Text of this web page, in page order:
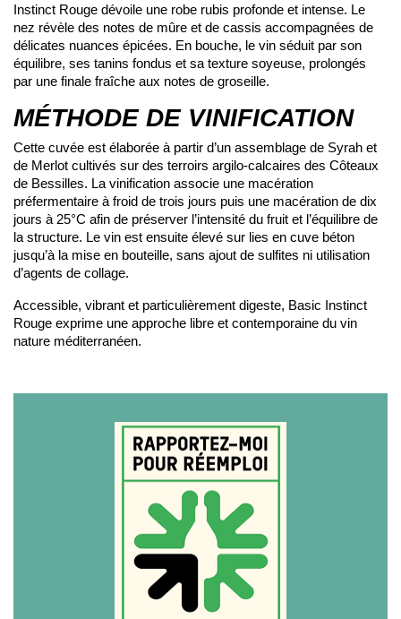
Instinct Rouge dévoile une robe rubis profonde et intense. Le
nez révèle des notes de mûre et de cassis accompagnées de
délicates nuances épicées. En bouche, le vin séduit par son
équilibre, ses tanins fondus et sa texture soyeuse, prolongés
par une finale fraîche aux notes de groseille.
MÉTHODE DE VINIFICATION
Cette cuvée est élaborée à partir d’un assemblage de Syrah et
de Merlot cultivés sur des terroirs argilo-calcaires des Côteaux
de Bessilles. La vinification associe une macération
préfermentaire à froid de trois jours puis une macération de dix
jours à 25°C afin de préserver l’intensité du fruit et l’équilibre de
la structure. Le vin est ensuite élevé sur lies en cuve béton
jusqu’à la mise en bouteille, sans ajout de sulfites ni utilisation
d’agents de collage.
Accessible, vibrant et particulièrement digeste, Basic Instinct
Rouge exprime une approche libre et contemporaine du vin
nature méditerranéen.